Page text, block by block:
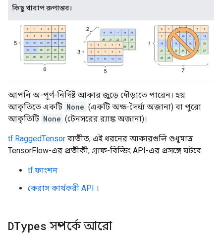
কিছু খারাপ রুপান্তর।
আপনি অ-পূর্ণ-নির্দিষ্ট আকার জুড়ে দৌড়াতে পারেন। হয়
আকৃতিতে একটি None (একটি অক্ষ-দৈর্ঘ্য অজানা) বা পুরো
আকৃতিটি None (টেনসরের র‌্যাঙ্ক অজানা)।
tf.RaggedTensor ব্যতীত, এই ধরনের আকারগুলি শুধুমাত্র
TensorFlow-এর প্রতীকী, গ্রাফ-বিল্ডিং API-এর প্রসঙ্গে ঘটবে:
tf.ফাংশন
কেরাস কার্যকরী API ।
DTypes সম্পর্কে আরো